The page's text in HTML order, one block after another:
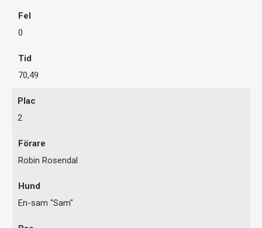
0
70,49
2
Robin Rosendal
En-sam "Sam"